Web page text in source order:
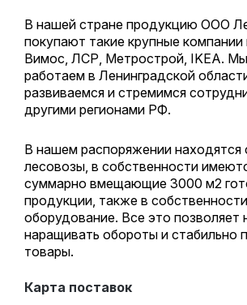
В нашей стране продукцию ООО
покупают такие крупные компании
Вимос, ЛСР, Метрострой, IKEA. Мы
работаем в Ленинградской
развиваемся и стремимся
другими регионами РФ.
В нашем распоряжении находятся
лесовозы, в собственности
суммарно вмещающие 3000 м2
продукции, также в
оборудование. Все это позволяет
наращивать обороты и стабильно
товары.
Карта поставок